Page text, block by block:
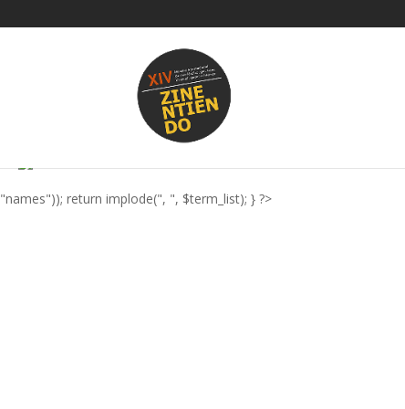
'film', 'editor' => false, 'imagen_destacada' => true, 'resumen' =>
array('nombre'=>"ficha", "tipo"=>"texto_complejo",
eliminar_proyectos_divi(); function
'810', ), $atts)); $thumbID = get_post_thumbnail_id( $id );
"names")); return implode(", ", $term_list); } ?>